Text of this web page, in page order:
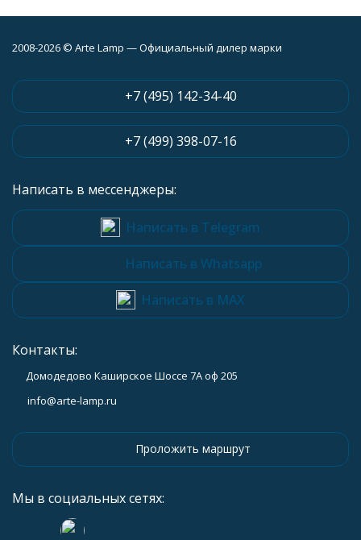
2008-2026 © Arte Lamp — Официальный дилер марки
+7 (495) 142-34-40
+7 (499) 398-07-16
Написать в мессенджеры:
Написать в Telegram
Написать в Whatsapp
Написать в MAX
Контакты:
Домодедово Каширское Шоссе 7А оф 205
info@arte-lamp.ru
Проложить маршрут
Мы в социальных сетях: